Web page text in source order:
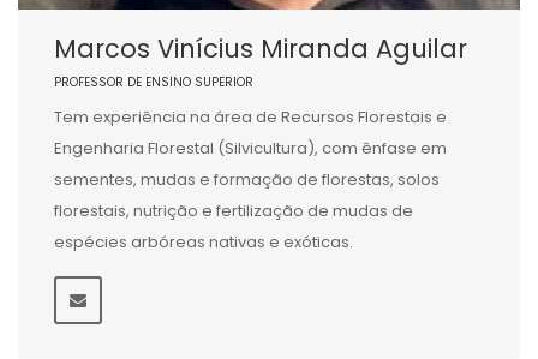
Marcos Vinícius Miranda Aguilar
PROFESSOR DE ENSINO SUPERIOR
Tem experiência na área de Recursos Florestais e
Engenharia Florestal (Silvicultura), com ênfase em
sementes, mudas e formação de florestas, solos
florestais, nutrição e fertilização de mudas de
espécies arbóreas nativas e exóticas.